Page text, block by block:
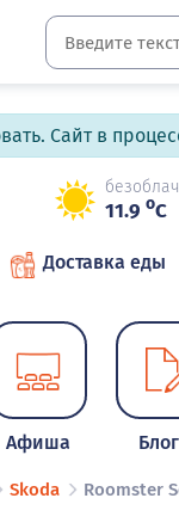
Сайт в
11.9 oC
Доставка еды
Афиша
Skoda Roomster